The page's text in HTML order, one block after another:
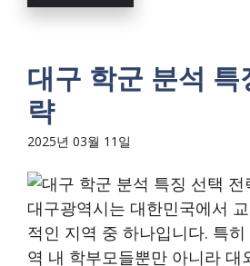
대구 학군 분석 특
략
2025년 03월 11일
대구광역시는 대한민국에서
적인 지역 중 하나입니다. 특
역 내 학부모들뿐만 아니라 대